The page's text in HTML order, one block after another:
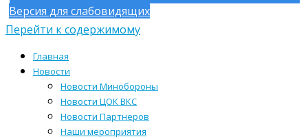
Версия для слабовидящих
Перейти к содержимому
Главная
Новости
Новости Минобороны
Новости ЦОК ВКС
Новости Партнеров
Наши мероприятия